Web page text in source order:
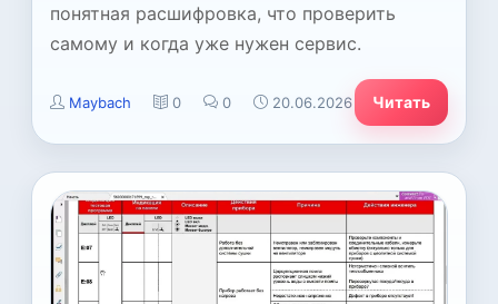
понятная расшифровка, что проверить
самому и когда уже нужен сервис.
Maybach 0 0 20.06.2026 Читать